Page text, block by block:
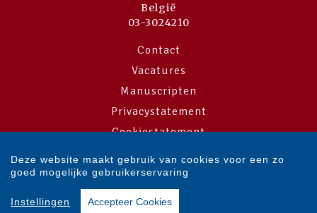
België
03-3024210
Contact
Vacatures
Manuscripten
Privacystatement
Cookiestatement
Copyright © 2007-2026 Overamstel Uitgevers - Alle rechten voorbehouden
- Ontwerp door
Deze website maakt gebruik van cookies voor een zo
goed mogelijke gebruikerservaring
Instellingen Accepteer Cookies